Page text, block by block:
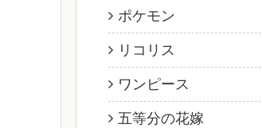
ポケモン
リコリス
ワンピース
五等分の花嫁